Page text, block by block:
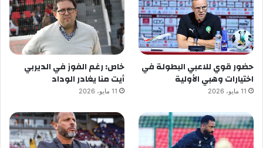
حضور قوي للاعبي البطولة في
اختيارات وهبي الأولية
11 مايو، 2026
خاص: رغم الفوز في الديربي
أيت منا يغادر الوداد
11 مايو، 2026